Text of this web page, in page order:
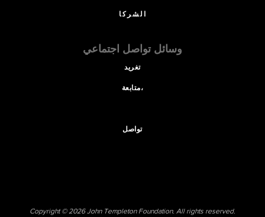
الشركا
وسائل تواصل اجتماعي
تغريد
متابعة،
تواصل
Copyright © 2026 John Templeton Foundation. All rights reserved.